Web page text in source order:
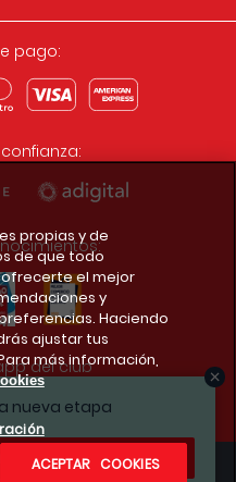
nueva etapa
pago:
del club
propias y de
de que todo
el mejor
y
Haciendo
ajustar tus
más información,
ACEPTAR COOKIES